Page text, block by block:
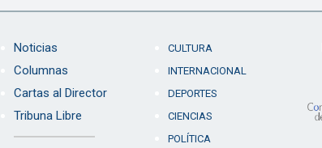
Noticias
Columnas
Cartas al Director
Tribuna Libre
CULTURA
INTERNACIONAL
DEPORTES
CIENCIAS
POLÍTICA